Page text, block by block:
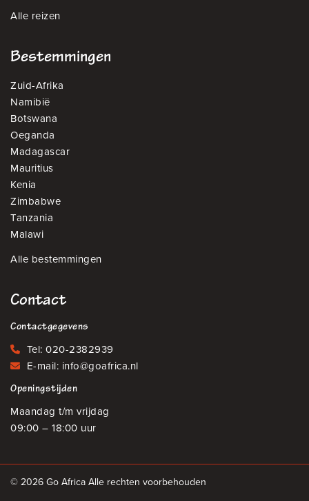
Alle reizen
Bestemmingen
Zuid-Afrika
Namibië
Botswana
Oeganda
Madagascar
Mauritius
Kenia
Zimbabwe
Tanzania
Malawi
Alle bestemmingen
Contact
Contactgegevens
Tel: 020-2382939
E-mail: info@goafrica.nl
Openingstijden
Maandag t/m vrijdag
09:00 – 18:00 uur
© 2026 Go Africa Alle rechten voorbehouden